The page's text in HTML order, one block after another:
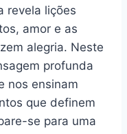
revela lições
amor e as
alegria. Neste
profunda
nos ensinam
que definem
se para uma